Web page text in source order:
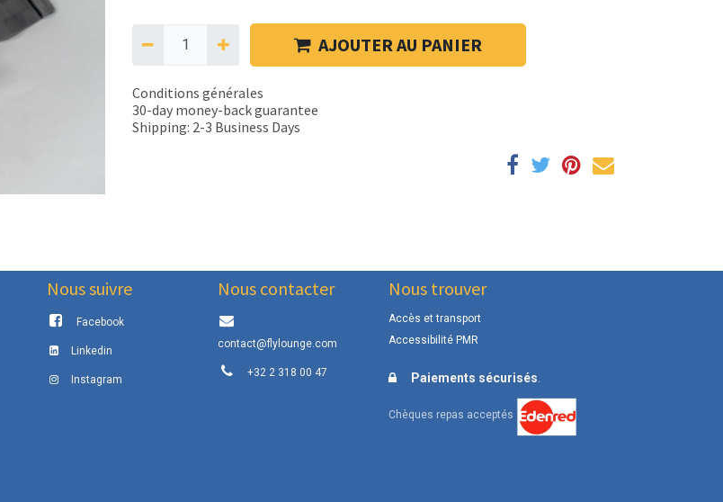
AJOUTER AU PANIER
Conditions générales
30-day money-back guarantee
Shipping: 2-3 Business Days
Nous suivre
Facebook
Linkedin
Instagram
Nous contacter
contact@flylounge.com
+32 2 318 00 47
Nous trouver
Accès et transport
Accessibilité PMR
Paiements sécurisés.
Chèques repas acceptés